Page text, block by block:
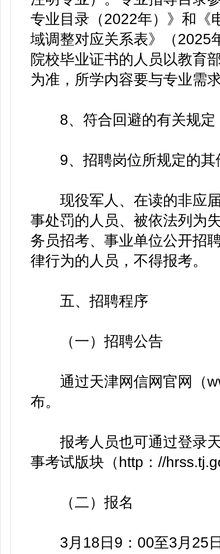
专业目录（2022年）》和《
域调整对应关系表》（2025
院校毕业证书的人员以教育
为准，所学内容要与专业需
8、符合回避的有关规定
9、招聘岗位所规定的其
现役军人、在读的非应届
事处罚的人员、被依法列为
务员招考、事业单位公开招
律行为的人员，不得报考。
五、招聘程序
（一）招聘公告
通过天津网信网官网（
布。
报考人员也可通过登录天
事考试版块（http：//
（二）报名
3月18日9：00至3月25日